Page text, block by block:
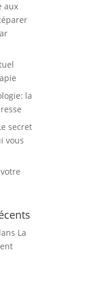
aux
la
secret
vous
La